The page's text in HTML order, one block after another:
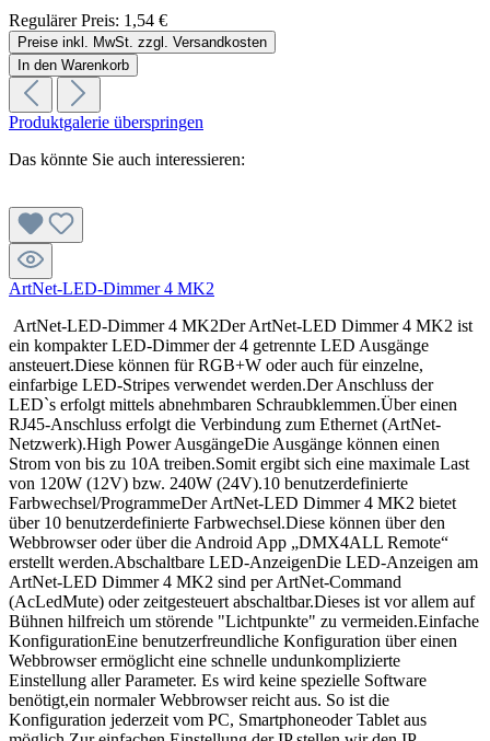
Regulärer Preis: 1,54 €
Preise inkl. MwSt. zzgl. Versandkosten
In den Warenkorb
Produktgalerie überspringen
Das könnte Sie auch interessieren:
ArtNet-LED-Dimmer 4 MK2
ArtNet-LED-Dimmer 4 MK2Der ArtNet-LED Dimmer 4 MK2 ist
ein kompakter LED-Dimmer der 4 getrennte LED Ausgänge
ansteuert.Diese können für RGB+W oder auch für einzelne,
einfarbige LED-Stripes verwendet werden.Der Anschluss der
LED`s erfolgt mittels abnehmbaren Schraubklemmen.Über einen
RJ45-Anschluss erfolgt die Verbindung zum Ethernet (ArtNet-
Netzwerk).High Power AusgängeDie Ausgänge können einen
Strom von bis zu 10A treiben.Somit ergibt sich eine maximale Last
von 120W (12V) bzw. 240W (24V).10 benutzerdefinierte
Farbwechsel/ProgrammeDer ArtNet-LED Dimmer 4 MK2 bietet
über 10 benutzerdefinierte Farbwechsel.Diese können über den
Webbrowser oder über die Android App „DMX4ALL Remote“
erstellt werden.Abschaltbare LED-AnzeigenDie LED-Anzeigen am
ArtNet-LED Dimmer 4 MK2 sind per ArtNet-Command
(AcLedMute) oder zeitgesteuert abschaltbar.Dieses ist vor allem auf
Bühnen hilfreich um störende "Lichtpunkte" zu vermeiden.Einfache
KonfigurationEine benutzerfreundliche Konfiguration über einen
Webbrowser ermöglicht eine schnelle undunkomplizierte
Einstellung aller Parameter. Es wird keine spezielle Software
benötigt,ein normaler Webbrowser reicht aus. So ist die
Konfiguration jederzeit vom PC, Smartphoneoder Tablet aus